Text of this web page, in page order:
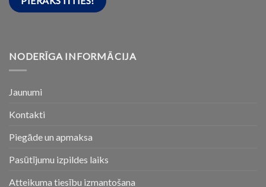
NODERĪGA INFORMĀCIJA
Jaunumi
Kontakti
Piegāde un apmaksa
Pasūtījumu izpildes laiks
Atteikuma tiesību izmantošana